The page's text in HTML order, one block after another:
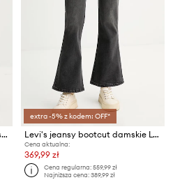
Tommy Jeans jeansy flare damskie
extra -5% z kodem: OFF*
Levi's jeansy bootcut damskie LOW SLIM BOOT
Cena aktualna:
369,99 zł
Cena regularna:559,99 zł
Najniższa cena:389,99 zł